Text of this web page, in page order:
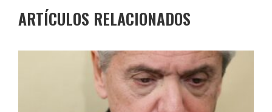
ARTÍCULOS RELACIONADOS